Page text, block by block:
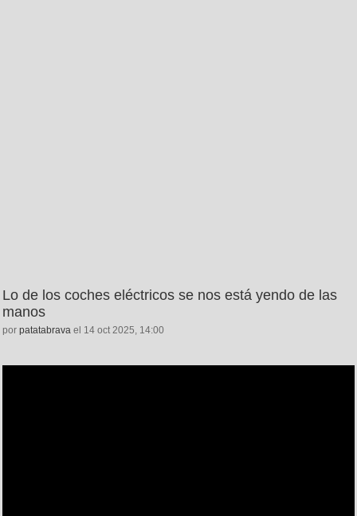
Lo de los coches eléctricos se nos está yendo de las
manos
por patatabrava el 14 oct 2025, 14:00